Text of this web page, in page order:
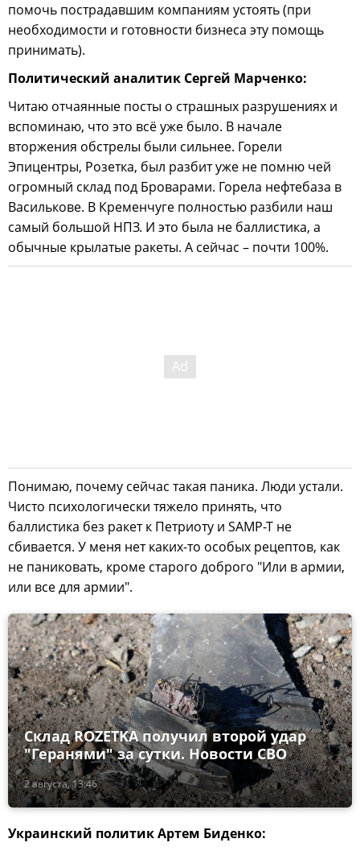
помочь пострадавшим компаниям устоять (при
необходимости и готовности бизнеса эту помощь
принимать).
Политический аналитик Сергей Марченко:
Читаю отчаянные посты о страшных разрушениях и
вспоминаю, что это всё уже было. В начале
вторжения обстрелы были сильнее. Горели
Эпицентры, Розетка, был разбит уже не помню чей
огромный склад под Броварами. Горела нефтебаза в
Василькове. В Кременчуге полностью разбили наш
самый большой НПЗ. И это была не баллистика, а
обычные крылатые ракеты. А сейчас – почти 100%.
Понимаю, почему сейчас такая паника. Люди устали.
Чисто психологически тяжело принять, что
баллистика без ракет к Петриоту и SAMP-T не
сбивается. У меня нет каких-то особых рецептов, как
не паниковать, кроме старого доброго "Или в армии,
или все для армии".
2 августа, 13:46
Склад ROZETKA получил второй удар
"Геранями" за сутки. Новости СВО
Украинский политик Артем Биденко: